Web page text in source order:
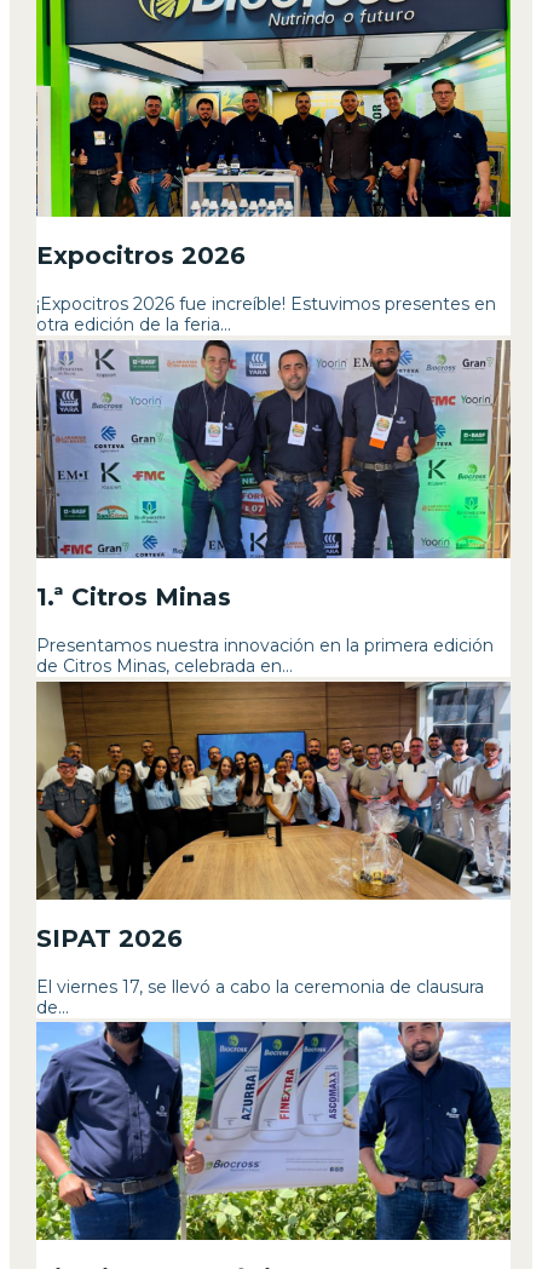
Expocitros 2026
¡Expocitros 2026 fue increíble! Estuvimos presentes en
otra edición de la feria...
1.ª Citros Minas
Presentamos nuestra innovación en la primera edición
de Citros Minas, celebrada en...
SIPAT 2026
El viernes 17, se llevó a cabo la ceremonia de clausura
de...